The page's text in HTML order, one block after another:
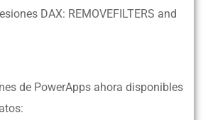
DAX: REMOVEFILTERS and
de PowerApps ahora disponibles